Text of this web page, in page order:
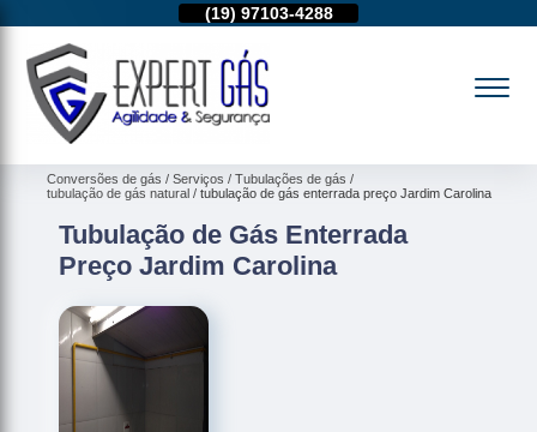
(19) 97103-4288
Conversões de gás Serviços
Tubulações de gás
tubulação de gás natural
tubulação de gás enterrada preço Jardim Carolina
Tubulação de Gás Enterrada
Preço Jardim Carolina